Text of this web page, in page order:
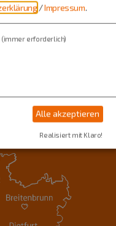
verschickt.
/Impressum.
(immer erforderlich)
Alle akzeptieren
Realisiert mit Klaro!